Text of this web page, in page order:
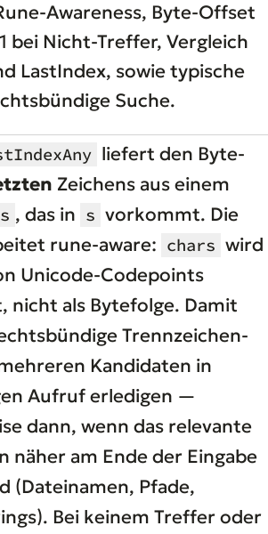
Awareness, Byte-Offset
bei Nicht-Treffer, Vergleich
LastIndex, sowie typische
Suche.
liefert den Byte-
Zeichens aus einem
, das in s vorkommt. Die
rune-aware: chars wird
Unicode-Codepoints
als Bytefolge. Damit
Trennzeichen-
Kandidaten in
Aufruf erledigen —
dann, wenn das relevante
näher am Ende der Eingabe
(Dateinamen, Pfade,
Bei keinem Treffer oder